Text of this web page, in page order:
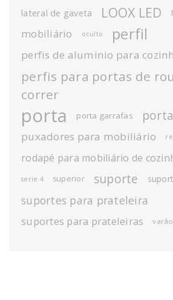
lateral de gaveta LOOX LED
mobiliário oculto perfil
perfis de aluminio para
perfis para portas de
correr
porta porta garrafas
puxadores para mobiliário
rodapé para mobiliário de
serie 4 superior suporte
suportes para prateleira
suportes para prateleiras